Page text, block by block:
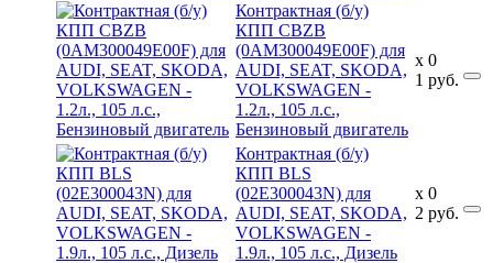
Контрактная (б/у)
КПП CBZB
(0AM300049E00F) для
AUDI, SEAT, SKODA,
VOLKSWAGEN -
1.2л., 105 л.с.,
Бензиновый двигатель
x
1
0
руб.
Контрактная (б/у)
КПП BLS
(02E300043N) для
AUDI, SEAT, SKODA,
VOLKSWAGEN -
1.9л., 105 л.с., Дизель
x
2
0
руб.